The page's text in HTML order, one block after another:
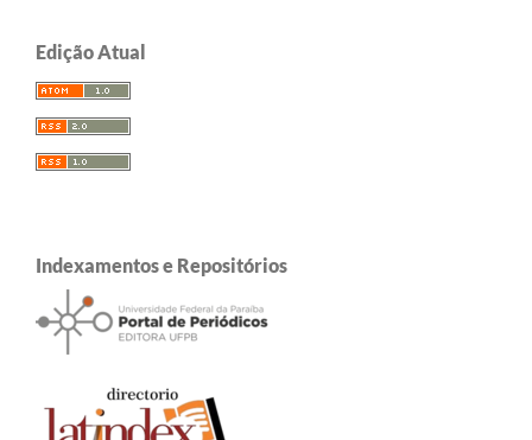
Edição Atual
Indexamentos e Repositórios